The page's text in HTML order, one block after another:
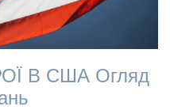
В США Огляд